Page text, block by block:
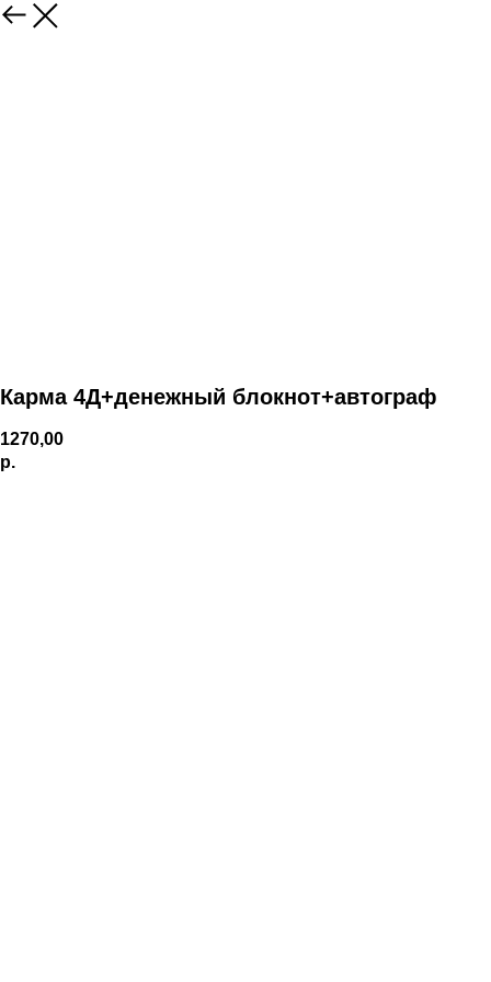
Карма 4Д+денежный блокнот+автограф
1270,00
р.